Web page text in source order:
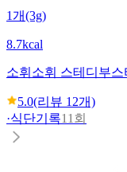
1개(3g)
8.7kcal
소휘 소휘 스테디부스
5.0(리뷰 12개)
·식단기록11회